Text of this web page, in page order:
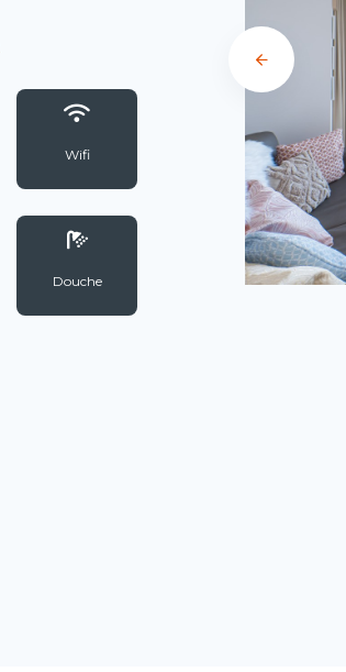
Wifi
Douche